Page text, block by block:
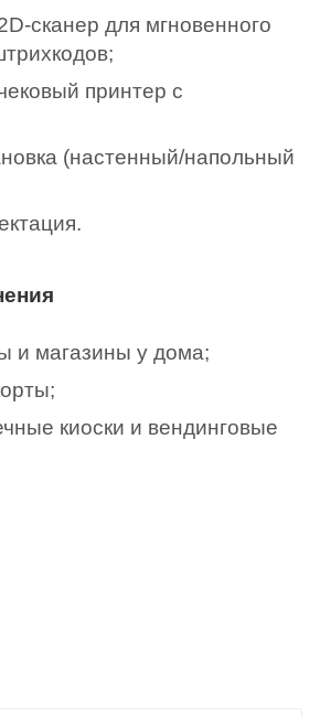
сканер для мгновенного
принтер с
(настенный/напольный
и магазины у дома;
киоски и вендинговые